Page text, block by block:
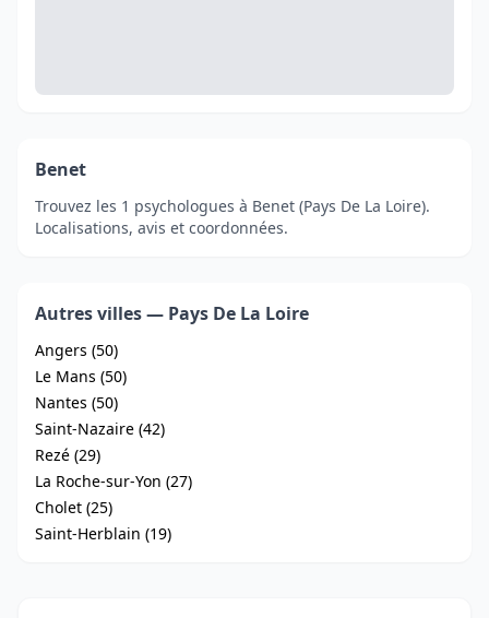
Benet
Trouvez les 1 psychologues à Benet (Pays De La Loire).
Localisations, avis et coordonnées.
Autres villes — Pays De La Loire
Angers (50)
Le Mans (50)
Nantes (50)
Saint-Nazaire (42)
Rezé (29)
La Roche-sur-Yon (27)
Cholet (25)
Saint-Herblain (19)